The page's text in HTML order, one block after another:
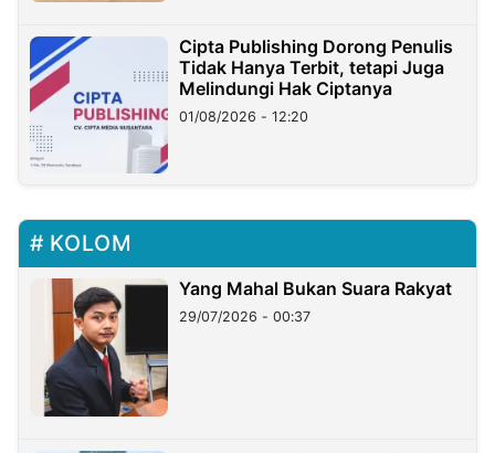
Cipta Publishing Dorong Penulis
Tidak Hanya Terbit, tetapi Juga
Melindungi Hak Ciptanya
01/08/2026 - 12:20
KOLOM
Yang Mahal Bukan Suara Rakyat
29/07/2026 - 00:37